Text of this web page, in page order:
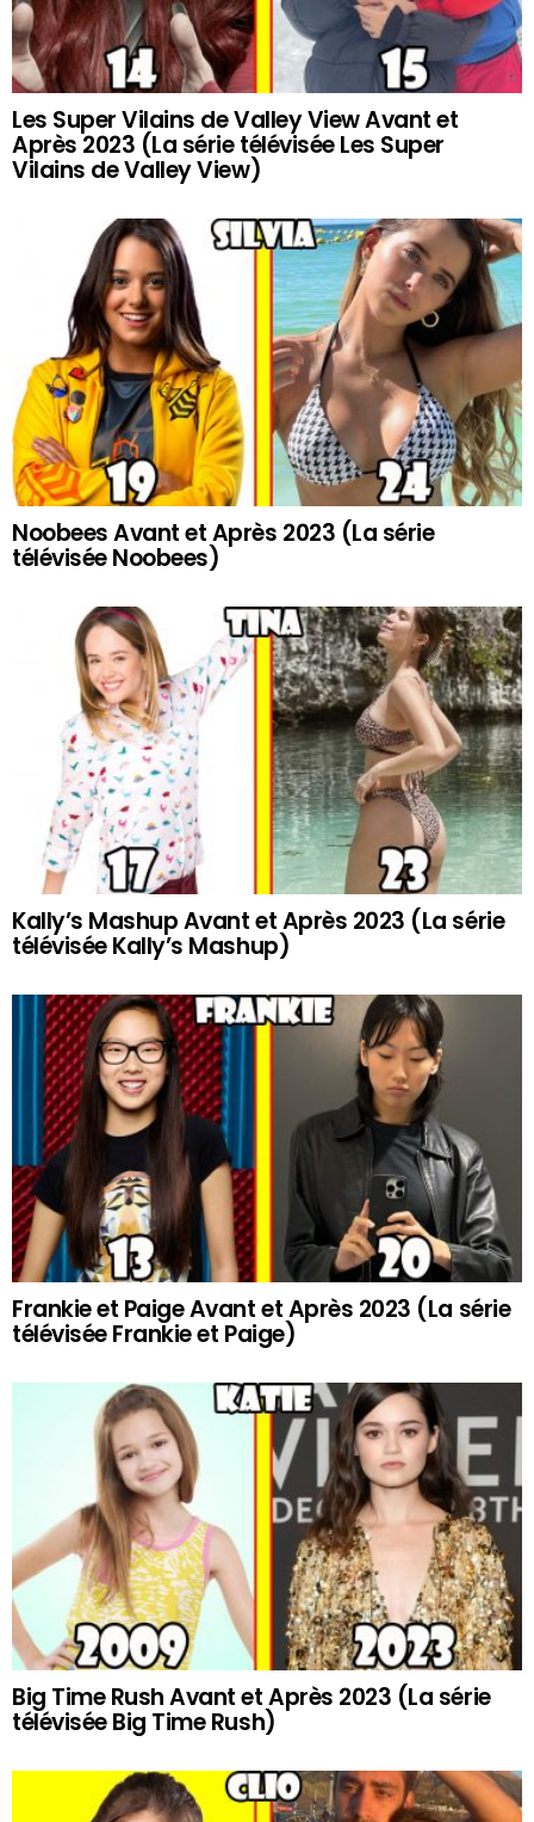
Les Super Vilains de Valley View Avant et
Après 2023 (La série télévisée Les Super
Vilains de Valley View)
Noobees Avant et Après 2023 (La série
télévisée Noobees)
Kally’s Mashup Avant et Après 2023 (La série
télévisée Kally’s Mashup)
Frankie et Paige Avant et Après 2023 (La série
télévisée Frankie et Paige)
Big Time Rush Avant et Après 2023 (La série
télévisée Big Time Rush)